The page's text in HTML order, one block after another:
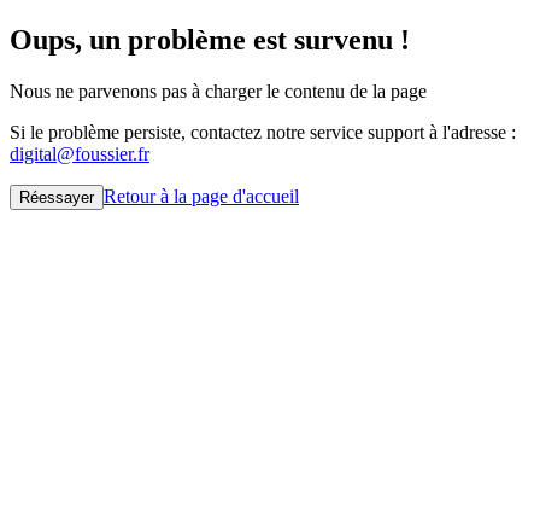
Oups, un problème est survenu !
Nous ne parvenons pas à charger le contenu de la page
Si le problème persiste, contactez notre service support à l'adresse :
digital@foussier.fr
Réessayer Retour à la page d'accueil